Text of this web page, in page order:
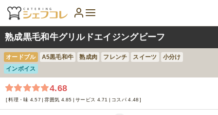
熟成黒毛和牛グリルドエイジングビーフ
オードブル A5黒毛和牛 熟成肉 フレンチ スイーツ
小分け
インボイス
4.68
料理・味 4.57 雰囲気 4.85 サービス 4.71 コスパ 4.48